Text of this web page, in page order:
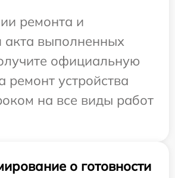
ремонта и
акта выполненных
официальную
ремонт устройства
на все виды работ
о готовности